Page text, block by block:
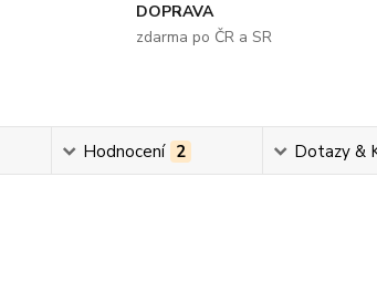
DOPRAVA
zdarma po ČR a SR
Hodnocení 2 Dotazy &